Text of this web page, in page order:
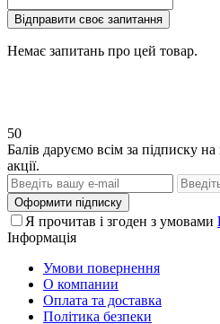
Відправити своє запитання
Немає запитань про цей товар.
50
Балів даруємо всім за підписку
акції.
Оформити підписку
Я прочитав і згоден з умовами
Інформація
Умови повернення
О компании
Оплата та доставка
Політика безпеки